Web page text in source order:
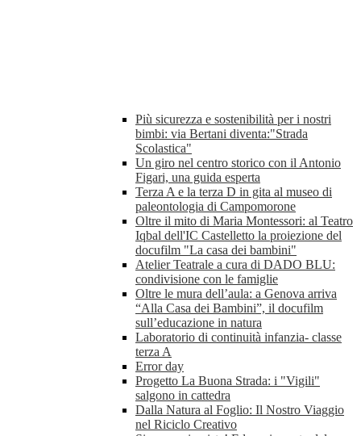
Più sicurezza e sostenibilità per i nostri
bimbi: via Bertani diventa:"Strada
Scolastica"
Un giro nel centro storico con il Antonio
Figari, una guida esperta
Terza A e la terza D in gita al museo di
paleontologia di Campomorone
Oltre il mito di Maria Montessori: al Teatro
Iqbal dell'IC Castelletto la proiezione del
docufilm "La casa dei bambini"
Atelier Teatrale a cura di DADO BLU:
condivisione con le famiglie
Oltre le mura dell’aula: a Genova arriva
“Alla Casa dei Bambini”, il docufilm
sull’educazione in natura
Laboratorio di continuità infanzia- classe
terza A
Error day
Progetto La Buona Strada: i "Vigili"
salgono in cattedra
Dalla Natura al Foglio: Il Nostro Viaggio
nel Riciclo Creativo